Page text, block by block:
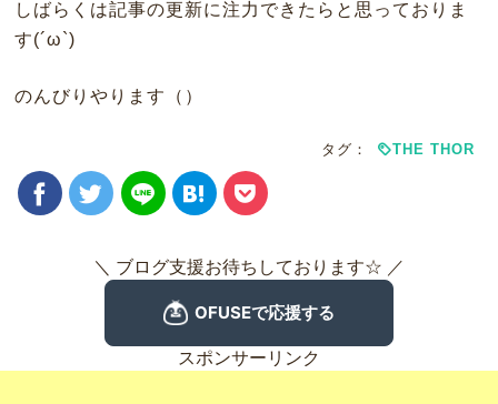
しばらくは記事の更新に注力できたらと思っておりま
す(´ω`)
のんびりやります（）
タグ： THE THOR
＼ ブログ支援お待ちしております☆ ／
スポンサーリンク